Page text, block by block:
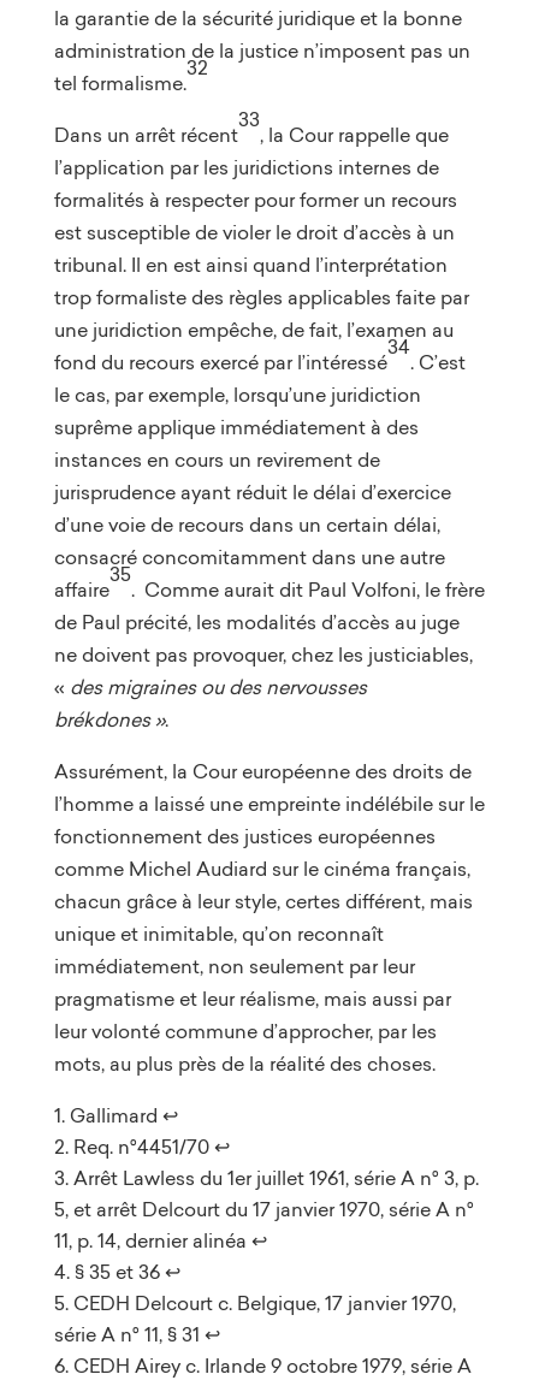
la garantie de la sécurité juridique et la bonne
administration de la justice n’imposent pas un
tel formalisme.
32
Dans un arrêt récent
33
, la Cour rappelle que
l’application par les juridictions internes de
formalités à respecter pour former un recours
est susceptible de violer le droit d’accès à un
tribunal. Il en est ainsi quand l’interprétation
trop formaliste des règles applicables faite par
une juridiction empêche, de fait, l’examen au
fond du recours exercé par l’intéressé
34
. C’est
le cas, par exemple, lorsqu’une juridiction
suprême applique immédiatement à des
instances en cours un revirement de
jurisprudence ayant réduit le délai d’exercice
d’une voie de recours dans un certain délai,
consacré concomitamment dans une autre
affaire
35
. Comme aurait dit Paul Volfoni, le frère
de Paul précité, les modalités d’accès au juge
ne doivent pas provoquer, chez les justiciables,
« des migraines ou des nervousses
brékdones ».
Assurément, la Cour européenne des droits de
l’homme a laissé une empreinte indélébile sur le
fonctionnement des justices européennes
comme Michel Audiard sur le cinéma français,
chacun grâce à leur style, certes différent, mais
unique et inimitable, qu’on reconnaît
immédiatement, non seulement par leur
pragmatisme et leur réalisme, mais aussi par
leur volonté commune d’approcher, par les
mots, au plus près de la réalité des choses.
Gallimard ↩︎
Req. n°4451/70 ↩︎
Arrêt Lawless du 1er juillet 1961, série A n° 3, p.
5, et arrêt Delcourt du 17 janvier 1970, série A n°
11, p. 14, dernier alinéa ↩︎
§ 35 et 36 ↩︎
CEDH Delcourt c. Belgique, 17 janvier 1970,
série A n° 11, § 31 ↩︎
CEDH Airey c. Irlande 9 octobre 1979, série A